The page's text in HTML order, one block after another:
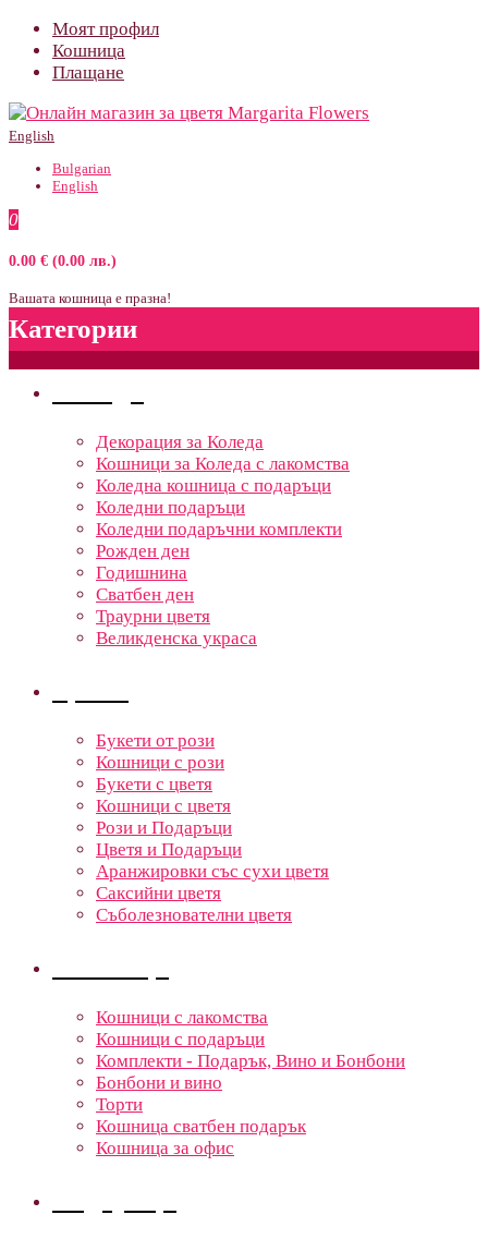
Моят профил
Кошница
Плащане
English
Bulgarian
English
0
0.00 € (0.00 лв.)
Вашата кошница е празна!
Категории
Декорация за Коледа
Кошници за Коледа с лакомства
Коледна кошница с подаръци
Коледни подаръци
Коледни подаръчни комплекти
Рожден ден
Годишнина
Сватбен ден
Траурни цветя
Великденска украса
Букети от рози
Кошници с рози
Букети с цветя
Кошници с цветя
Рози и Подаръци
Цветя и Подаръци
Аранжировки със сухи цветя
Саксийни цветя
Съболезнователни цветя
Кошници с лакомства
Кошници с подаръци
Комплекти - Подарък, Вино и Бонбони
Бонбони и вино
Торти
Кошница сватбен подарък
Кошница за офис